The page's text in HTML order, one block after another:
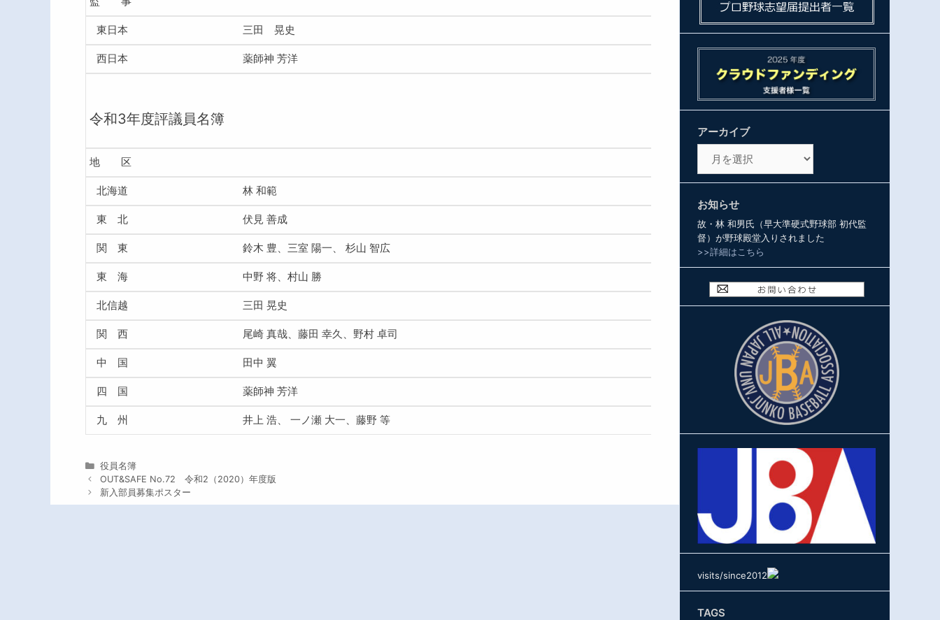
東日本 三田 晃史
西日本 薬師神 芳洋
令和3年度評議員名簿
地 区
北海道 林 和範
東 北 伏見 善成
関 東 鈴木 豊、三室 陽一、 杉山 智広
東 海 中野 将、村山 勝
北信越 三田 晃史
関 西 尾崎 真哉、藤田 幸久、野村 卓司
中 国 田中 翼
四 国 薬師神 芳洋
九 州 井上 浩、 一ノ瀬 大一、藤野 等
カ
テ
ゴ
リ
役員名簿
OUT&SAFE No.72 令和2（2020）年度版
新入部員募集ポスター
アーカイブ
ブ
お知らせ
故・林 和男氏（早大準硬式野球部 初代監
督）が野球殿堂入りされました
>>詳細はこちら
visits/since2012
TAGS